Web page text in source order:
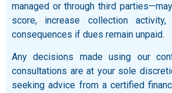
managed or through third
score, increase collection
consequences if dues remain unpaid.
Any decisions made using our
consultations are at your sole
seeking advice from a certified